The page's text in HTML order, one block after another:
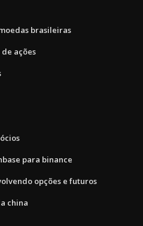
brasileiras
ações
para binance
opções e futuros
china